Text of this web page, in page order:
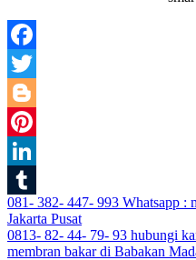
Facebook
Twitter
Blogger
Pinterest
LinkedIn
Tumblr
Post
navigation
081- 382- 447- 993 Whatsapp :
Jakarta Pusat
0813- 82- 44- 79- 93 hubungi
membran bakar di Babakan